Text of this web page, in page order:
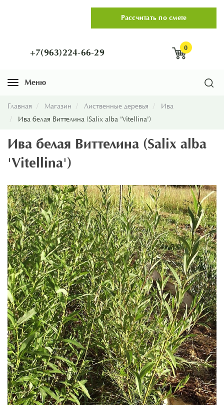
Рассчитать по смете
+7(963)224-66-29 0
Навигация
Меню
Главная Магазин Лиственные деревья
Ива
Ива белая Виттелина (Salix alba 'Vitellina')
Ива белая Виттелина (Salix alba
'Vitellina')